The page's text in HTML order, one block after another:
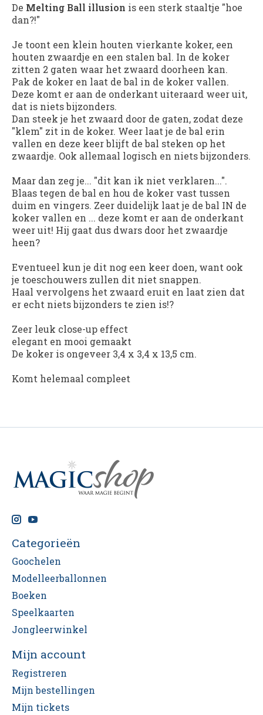
De Melting Ball illusion is een sterk staaltje "hoe
dan?!"
Je toont een klein houten vierkante koker, een
houten zwaardje en een stalen bal. In de koker
zitten 2 gaten waar het zwaard doorheen kan.
Pak de koker en laat de bal in de koker vallen.
Deze komt er aan de onderkant uiteraard weer uit,
dat is niets bijzonders.
Dan steek je het zwaard door de gaten, zodat deze
"klem" zit in de koker. Weer laat je de bal erin
vallen en deze keer blijft de bal steken op het
zwaardje. Ook allemaal logisch en niets bijzonders.
Maar dan zeg je... "dit kan ik niet verklaren...".
Blaas tegen de bal en hou de koker vast tussen
duim en vingers. Zeer duidelijk laat je de bal IN de
koker vallen en ... deze komt er aan de onderkant
weer uit! Hij gaat dus dwars door het zwaardje
heen?
Eventueel kun je dit nog een keer doen, want ook
je toeschouwers zullen dit niet snappen.
Haal vervolgens het zwaard eruit en laat zien dat
er echt niets bijzonders te zien is!?
Zeer leuk close-up effect
elegant en mooi gemaakt
De koker is ongeveer 3,4 x 3,4 x 13,5 cm.
Komt helemaal compleet
Categorieën
Goochelen
Modelleerballonnen
Boeken
Speelkaarten
Jongleerwinkel
Mijn account
Registreren
Mijn bestellingen
Mijn tickets